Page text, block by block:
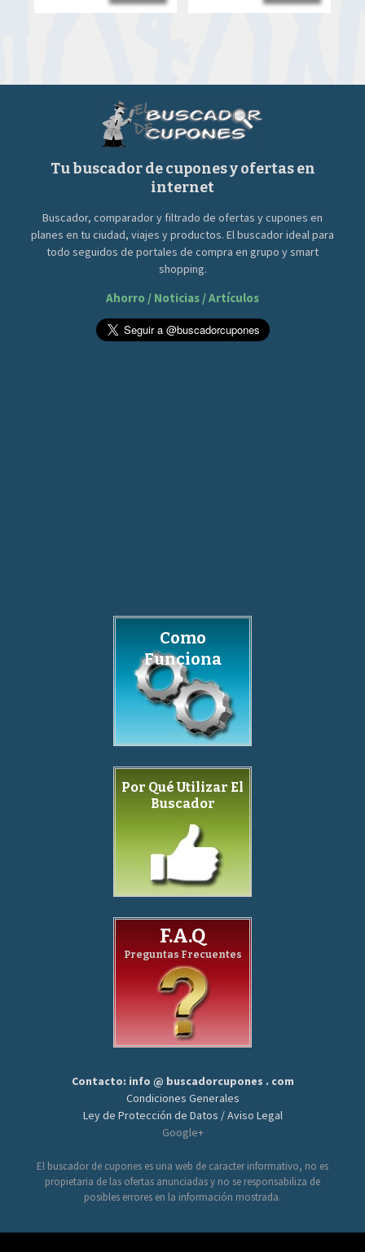
era:
es:
era:
es:
Tu buscador de cupones y ofertas en
internet
Buscador, comparador y filtrado de ofertas y cupones en
planes en tu ciudad, viajes y productos. El buscador ideal para
todo seguidos de portales de compra en grupo y smart
shopping.
Ahorro / Noticias / Artículos
Como
Funciona
Por Qué Utilizar El
Buscador
F.A.Q
Preguntas Frecuentes
Contacto: info @ buscadorcupones . com
Condiciones Generales
Ley de Protección de Datos / Aviso Legal
Google+
El buscador de cupones es una web de caracter informativo, no es
propietaria de las ofertas anunciadas y no se responsabiliza de
posibles errores en la información mostrada.